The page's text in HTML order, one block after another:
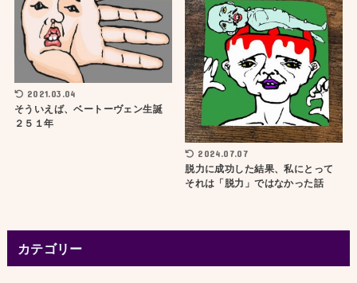
2021.03.04
そういえば、ベートーヴェン生誕
２５１年
2024.07.07
脱力に成功した結果、私にとって
それは「脱力」ではなかった話
カテゴリー